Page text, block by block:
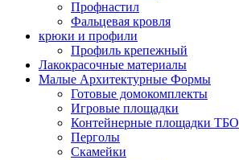
Профнастил
Фальцевая кровля
крюки и профили
Профиль крепежный
Лакокрасочные материалы
Малые Архитектурные Формы
Готовые домокомплекты
Игровые площадки
Контейнерные площадки ТБО
Перголы
Скамейки